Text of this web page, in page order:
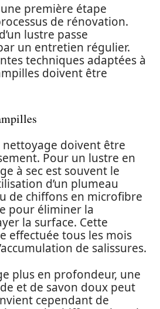
première étape
de rénovation.
lustre passe
un entretien régulier.
techniques adaptées à
doivent être
nettoyage doivent être
Pour un lustre en
à sec est souvent le
d’un plumeau
de chiffons en microfibre
pour éliminer la
la surface. Cette
effectuée tous les mois
de salissures.
plus en profondeur, une
et de savon doux peut
cependant de